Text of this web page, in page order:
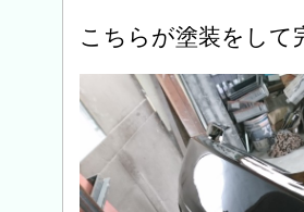
こちらが塗装をして